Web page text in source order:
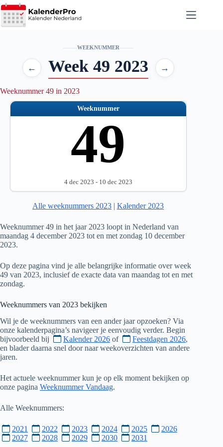
Ga
naar
de
WEEKNUMMER
← Week 49 2023 →
Weeknummer 49 in 2023
Weeknummer
49
4 dec 2023 - 10 dec 2023
Alle weeknummers 2023 |Kalender 2023
Weeknummer 49 in het jaar 2023 loopt in Nederland van
maandag 4 december 2023 tot en met zondag 10 december
2023.
Op deze pagina vind je alle belangrijke informatie over week
49 van 2023, inclusief de exacte data van maandag tot en met
zondag.
Weeknummers van 2023 bekijken
Wil je de weeknummers van een ander jaar opzoeken? Via
onze kalenderpagina’s navigeer je eenvoudig verder. Begin
bijvoorbeeld bij
Kalender 2026 of Feestdagen 2026,
en blader daarna snel door naar weekoverzichten van andere
jaren.
Het actuele weeknummer kun je op elk moment bekijken op
onze pagina Weeknummer Vandaag.
Alle Weeknummers:
2021 2022 2023 2024 2025
2026
2027
2028 2029 2030 2031